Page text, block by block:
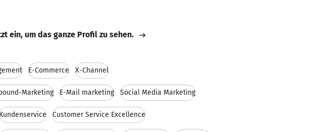
ein, um das ganze Profil zu sehen.
E-Commerce X-Channel
Marketing E-Mail marketing Social Media Marketing
Customer Service Excellence